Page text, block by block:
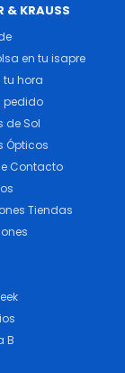
& KRAUSS
en tu isapre
hora
pedido
de Sol
Ópticos
Contacto
Tiendas
B